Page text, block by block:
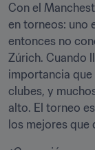
Con el
en torneos: uno
entonces no
Zúrich. Cuando
importancia
clubes, y
alto. El torneo
los mejores